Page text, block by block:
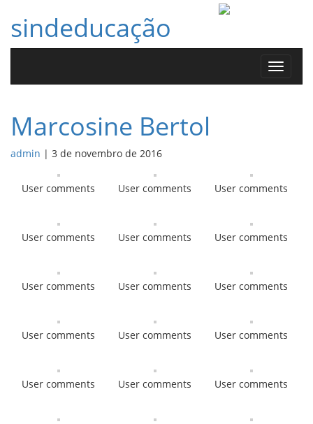
sindeducação
Toggle
Marcosine Bertol
admin | 3 de novembro de 2016
User comments User comments User comments
User comments User comments User comments
User comments User comments User comments
User comments User comments User comments
User comments User comments User comments